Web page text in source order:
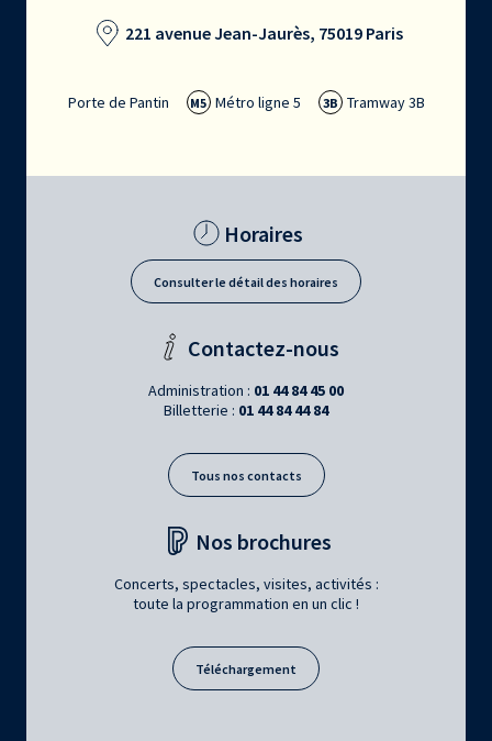
221 avenue Jean-Jaurès, 75019 Paris
Porte de Pantin M5 Métro ligne 5 3B Tramway 3B
Horaires
Consulter le détail des horaires
Contactez-nous
Administration : 01 44 84 45 00
Billetterie : 01 44 84 44 84
Tous nos contacts
Nos brochures
Concerts, spectacles, visites, activités :
toute la programmation en un clic !
Téléchargement